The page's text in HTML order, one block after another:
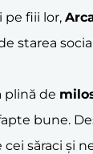
pe fiii lor,
starea
plină de
bune.
săraci și